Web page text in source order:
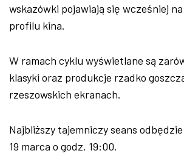
wskazówki pojawiają się wcześniej
profilu kina.
W ramach cyklu wyświetlane są
klasyki oraz produkcje rzadko
rzeszowskich ekranach.
Najbliższy tajemniczy seans
19 marca o godz. 19:00.